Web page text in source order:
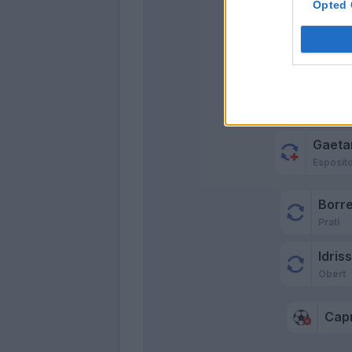
Opted
Prati
Obert